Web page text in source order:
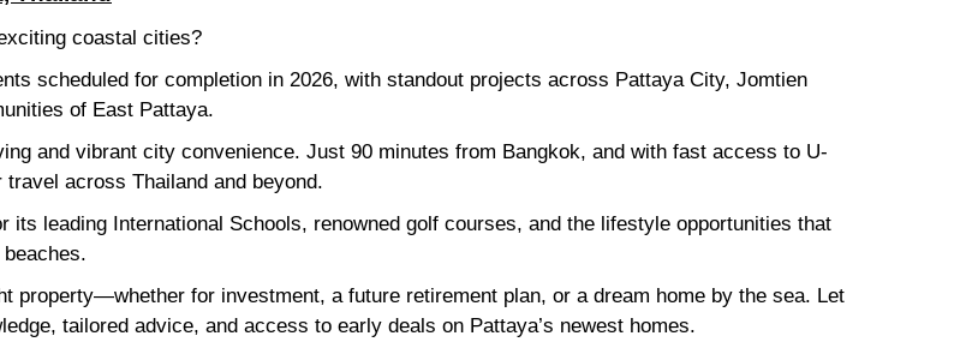
coastal cities?
scheduled for completion in 2026, with standout projects across Pattaya City, Jomtien
of East Pattaya.
and vibrant city convenience. Just 90 minutes from Bangkok, and with fast access to U-
across Thailand and beyond.
leading International Schools, renowned golf courses, and the lifestyle opportunities that
property—whether for investment, a future retirement plan, or a dream home by the sea. Let
tailored advice, and access to early deals on Pattaya’s newest homes.